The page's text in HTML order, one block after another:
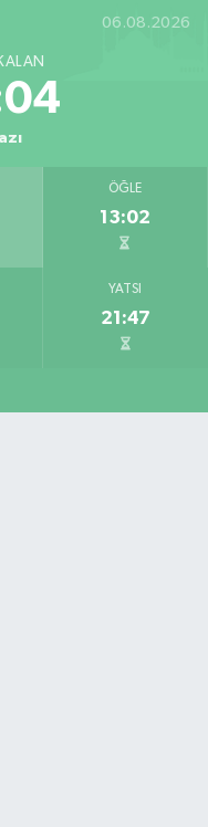
No:20 8 Merkez Bartın
06.08.2026
ÖĞLE
13:02
YATSI
21:47